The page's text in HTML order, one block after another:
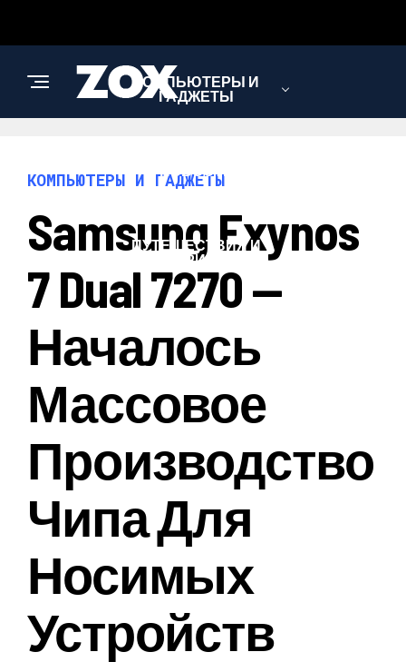
КОМПЬЮТЕРЫ И
ГАДЖЕТЫ
НОВОСТИ
ПУТЕШЕСТВИЯ И
ТУРИЗМ
КОМПЬЮТЕРЫ И ГАДЖЕТЫ
Samsung Exynos
7 Dual 7270 —
Началось
Массовое
Производство
Чипа Для
Носимых
Устройств